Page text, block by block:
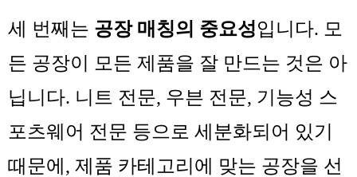
세 번째는 공장 매칭의 중요성입니다. 모
든 공장이 모든 제품을 잘 만드는 것은 아
닙니다. 니트 전문, 우븐 전문, 기능성 스
포츠웨어 전문 등으로 세분화되어 있기
때문에, 제품 카테고리에 맞는 공장을 선